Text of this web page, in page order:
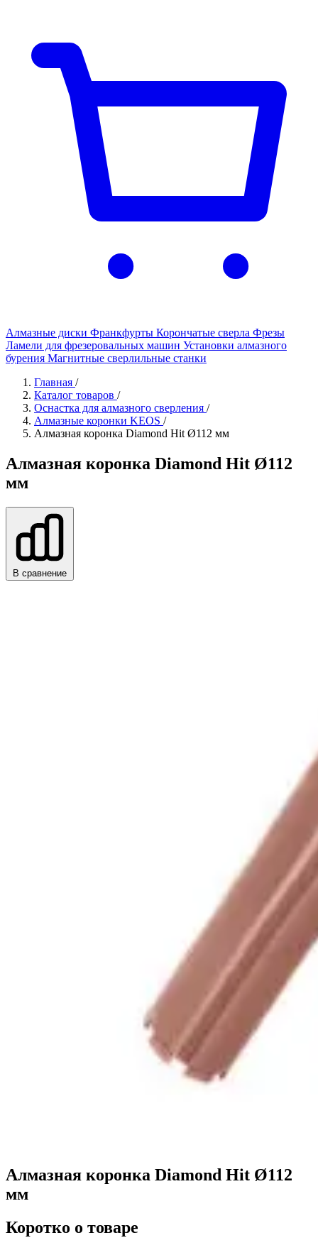
Алмазные диски Франкфурты Корончатые сверла Фрезы
Ламели для фрезеровальных машин Установки алмазного
бурения Магнитные сверлильные станки
Главная /
Каталог товаров /
Оснастка для алмазного сверления /
Алмазные коронки KEOS /
Алмазная коронка Diamond Hit Ø112 мм
Алмазная коронка Diamond Hit Ø112
мм
В сравнение
Алмазная коронка Diamond Hit Ø112
мм
Коротко о товаре